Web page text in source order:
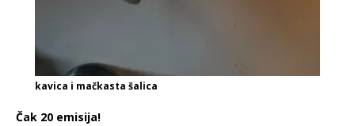
kavica i mačkasta šalica
Čak 20 emisija!